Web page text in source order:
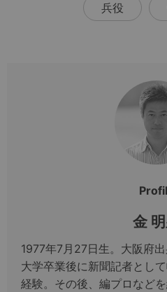
兵役
金
1977年7月27日生。大阪府
大学卒業後に新聞記者とし
経験。その後、編プロなど